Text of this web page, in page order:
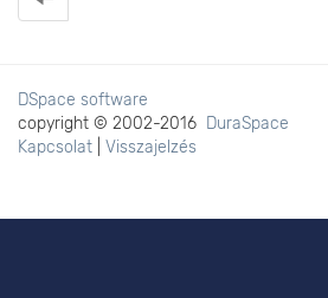
DSpace software
copyright © 2002-2016 DuraSpace
Kapcsolat
Visszajelzés